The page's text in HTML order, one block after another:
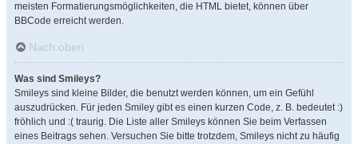
meisten Formatierungsmöglichkeiten, die HTML bietet, können über
BBCode erreicht werden.
Nach oben
Was sind Smileys?
Smileys sind kleine Bilder, die benutzt werden können, um ein Gefühl
auszudrücken. Für jeden Smiley gibt es einen kurzen Code, z. B. bedeutet :)
fröhlich und :( traurig. Die Liste aller Smileys können Sie beim Verfassen
eines Beitrags sehen. Versuchen Sie bitte trotzdem, Smileys nicht zu häufig